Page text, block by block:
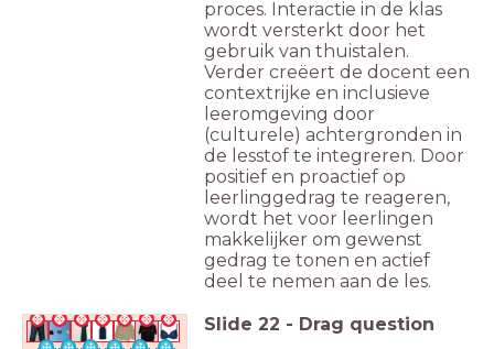
proces. Interactie in de klas
wordt versterkt door het
gebruik van thuistalen.
Verder creëert de docent een
contextrijke en inclusieve
leeromgeving door
(culturele) achtergronden in
de lesstof te integreren. Door
positief en proactief op
leerlinggedrag te reageren,
wordt het voor leerlingen
makkelijker om gewenst
gedrag te tonen en actief
deel te nemen aan de les.
Slide 22 - Drag question